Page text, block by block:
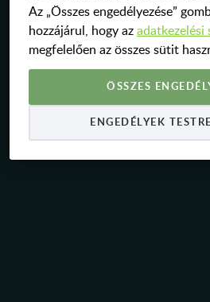
Az „Összes engedélyezése”
hozzájárul, hogy az adatkezelési
megfelelően az összes sütit
ÖSSZES
ENGEDÉLYEK
OKTATÁSI
HU EN